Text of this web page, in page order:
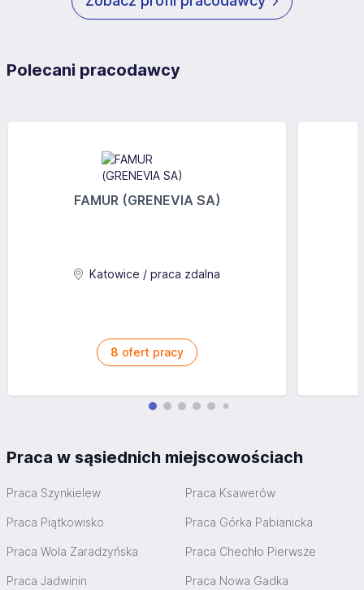
Polecani pracodawcy
FAMUR (GRENEVIA SA)
Katowice / praca zdalna
8 ofert pracy
Praca w sąsiednich miejscowościach
Praca Szynkielew Praca Ksawerów
Praca Piątkowisko Praca Górka Pabianicka
Praca Wola Zaradzyńska Praca Chechło Pierwsze
Praca Jadwinin Praca Nowa Gadka